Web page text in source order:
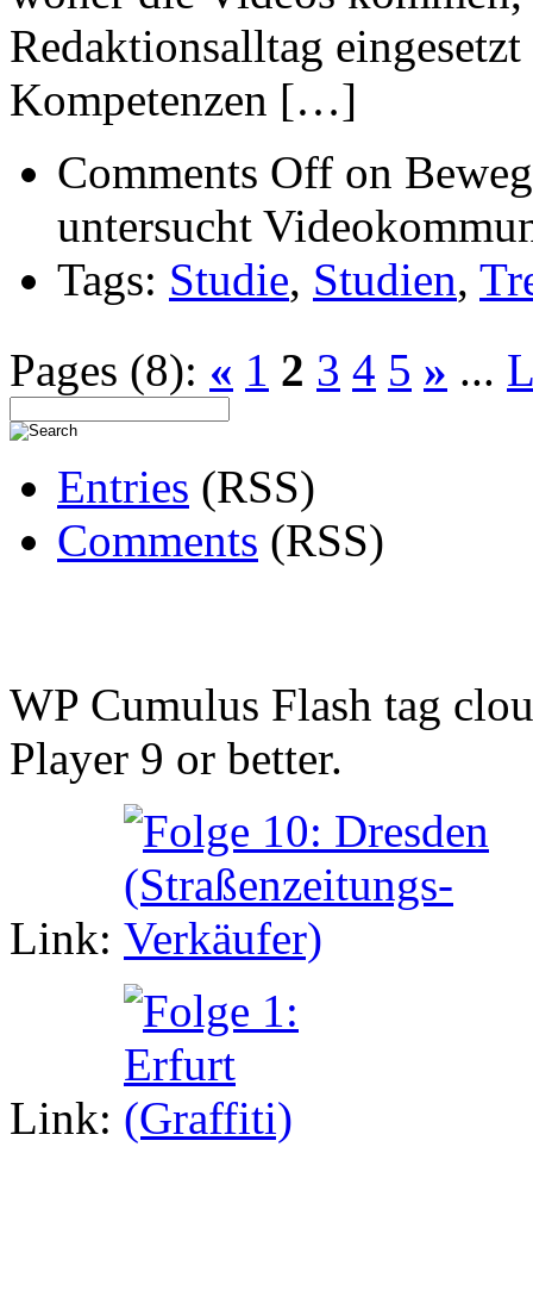
Redaktionsalltag
Kompetenzen […]
Comments Off on
untersucht
Tags: Studie, Studien,
Pages (8): « 1 2 3 4 5 » ...
Entries (RSS)
Comments (RSS)
WP Cumulus Flash tag
Player 9 or better.
Link:
Link: